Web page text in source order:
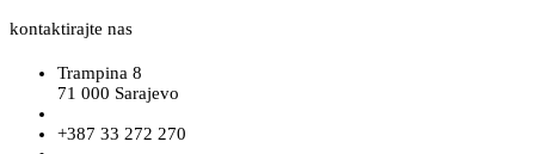
kontaktirajte nas
Trampina 8
71 000 Sarajevo
+387 33 272 270